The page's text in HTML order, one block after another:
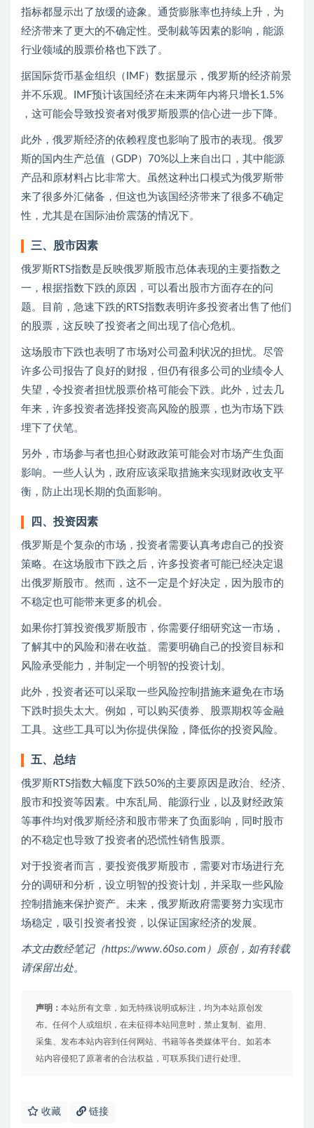
指标都显示出了放缓的迹象。通货膨胀率也持续上升，为
经济带来了更大的不确定性。受制裁等因素的影响，能源
行业领域的股票价格也下跌了。
据国际货币基金组织（IMF）数据显示，俄罗斯的经济前景
并不乐观。IMF预计该国经济在未来两年内将只增长1.5%
，这可能会导致投资者对俄罗斯股票的信心进一步下降。
此外，俄罗斯经济的依赖程度也影响了股市的表现。俄罗
斯的国内生产总值（GDP）70%以上来自出口，其中能源
产品和原材料占比非常大。虽然这种出口模式为俄罗斯带
来了很多外汇储备，但这也为该国经济带来了很多不确定
性，尤其是在国际油价震荡的情况下。
三、股市因素
俄罗斯RTS指数是反映俄罗斯股市总体表现的主要指数之
一，根据指数下跌的原因，可以看出股市方面存在的问
题。目前，急速下跌的RTS指数表明许多投资者出售了他们
的股票，这反映了投资者之间出现了信心危机。
这场股市下跌也表明了市场对公司盈利状况的担忧。尽管
许多公司报告了良好的财报，但仍有很多公司的业绩令人
失望，令投资者担忧股票价格可能会下跌。此外，过去几
年来，许多投资者选择投资高风险的股票，也为市场下跌
埋下了伏笔。
另外，市场参与者也担心财政政策可能会对市场产生负面
影响。一些人认为，政府应该采取措施来实现财政收支平
衡，防止出现长期的负面影响。
四、投资因素
俄罗斯是个复杂的市场，投资者需要认真考虑自己的投资
策略。在这场股市下跌之后，许多投资者可能已经决定退
出俄罗斯股市。然而，这不一定是个好决定，因为股市的
不稳定也可能带来更多的机会。
如果你打算投资俄罗斯股市，你需要仔细研究这一市场，
了解其中的风险和潜在收益。需要明确自己的投资目标和
风险承受能力，并制定一个明智的投资计划。
此外，投资者还可以采取一些风险控制措施来避免在市场
下跌时损失太大。例如，可以购买债券、股票期权等金融
工具。这些工具可以为你提供保险，降低你的投资风险。
五、总结
俄罗斯RTS指数大幅度下跌50%的主要原因是政治、经济、
股市和投资等因素。中东乱局、能源行业，以及财经政策
等事件均对俄罗斯经济和股市带来了负面影响，同时股市
的不稳定也导致了投资者的恐慌性销售股票。
对于投资者而言，要投资俄罗斯股市，需要对市场进行充
分的调研和分析，设立明智的投资计划，并采取一些风险
控制措施来保护资产。未来，俄罗斯政府需要努力实现市
场稳定，吸引投资者投资，以保证国家经济的发展。
本文由数经笔记（https://www.60so.com）原创，如有转载
请保留出处。
声明： 本站所有文章，如无特殊说明或标注，均为本站原创发
布。任何个人或组织，在未征得本站同意时，禁止复制、盗用、
采集、发布本站内容到任何网站、书籍等各类媒体平台。如若本
站内容侵犯了原著者的合法权益，可联系我们进行处理。
收藏 链接